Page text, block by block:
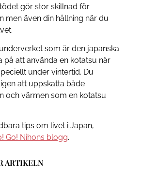
gör stor skillnad för
men även din hållning när du
som är den japanska
på att använda en kotatsu när
under vintertid. Du
att uppskatta både
och värmen som en kotatsu
tips om livet i Japan,
Go! Nihons blogg.
ARTIKELN